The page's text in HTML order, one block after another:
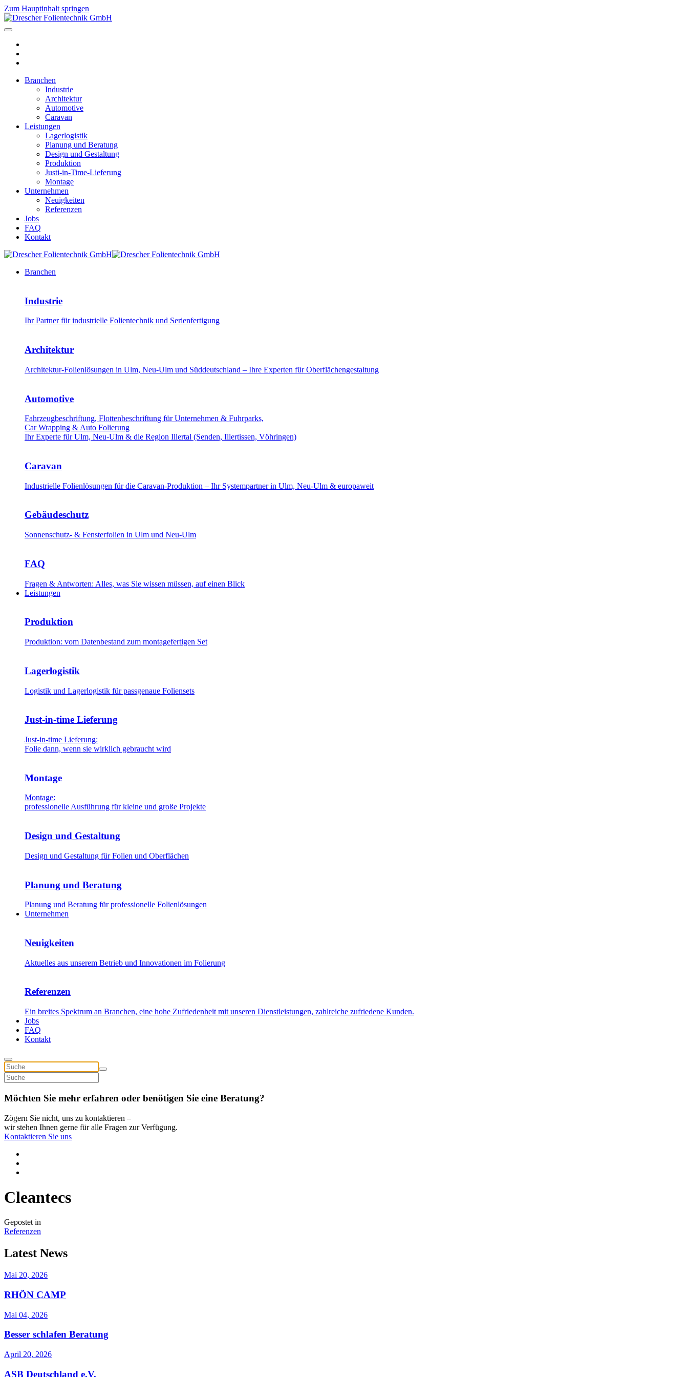
Zum Hauptinhalt springen
Branchen
Industrie
Architektur
Automotive
Caravan
Leistungen
Lagerlogistik
Planung und Beratung
Design und Gestaltung
Produktion
Justi-in-Time-Lieferung
Montage
Unternehmen
Neuigkeiten
Referenzen
Jobs
FAQ
Kontakt
Branchen
Industrie
Ihr Partner für industrielle Folientechnik und Serienfertigung
Architektur
Architektur-Folienlösungen in Ulm, Neu-Ulm und Süddeutschland – Ihre Experten für Oberflächengestaltung
Automotive
Fahrzeugbeschriftung, Flottenbeschriftung für Unternehmen & Fuhrparks,
Car Wrapping & Auto Folierung
Ihr Experte für Ulm, Neu-Ulm & die Region Illertal (Senden, Illertissen, Vöhringen)
Caravan
Industrielle Folienlösungen für die Caravan-Produktion – Ihr Systempartner in Ulm, Neu-Ulm & europaweit
Gebäudeschutz
Sonnenschutz- & Fensterfolien in Ulm und Neu-Ulm
FAQ
Fragen & Antworten: Alles, was Sie wissen müssen, auf einen Blick
Leistungen
Produktion
Produktion: vom Datenbestand zum montagefertigen Set
Lagerlogistik
Logistik und Lagerlogistik für passgenaue Foliensets
Just-in-time Lieferung
Just-in-time Lieferung:
Folie dann, wenn sie wirklich gebraucht wird
Montage
Montage:
professionelle Ausführung für kleine und große Projekte
Design und Gestaltung
Design und Gestaltung für Folien und Oberflächen
Planung und Beratung
Planung und Beratung für professionelle Folienlösungen
Unternehmen
Neuigkeiten
Aktuelles aus unserem Betrieb und Innovationen im Folierung
Referenzen
Ein breites Spektrum an Branchen, eine hohe Zufriedenheit mit unseren Dienstleistungen, zahlreiche zufriedene Kunden.
Jobs
FAQ
Kontakt
Möchten Sie mehr erfahren oder benötigen Sie eine Beratung?
Zögern Sie nicht, uns zu kontaktieren –
wir stehen Ihnen gerne für alle Fragen zur Verfügung.
Kontaktieren Sie uns
Cleantecs
Gepostet in
Referenzen
Latest News
Mai 20, 2026
RHÖN CAMP
Mai 04, 2026
Besser schlafen Beratung
April 20, 2026
ASB Deutschland e.V.